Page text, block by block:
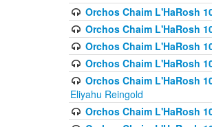
Orchos Chaim L'HaRosh
Orchos Chaim L'HaRosh
Orchos Chaim L'HaRosh
Orchos Chaim L'HaRosh
Orchos Chaim L'HaRosh
Eliyahu Reingold
Orchos Chaim L'HaRosh